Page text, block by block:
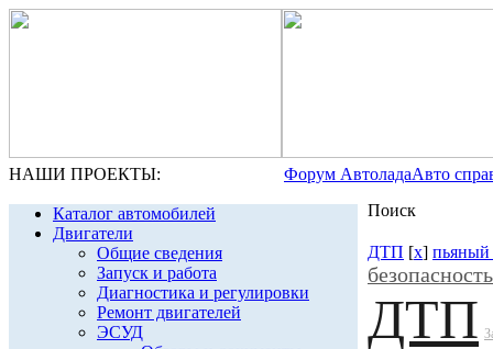
НАШИ ПРОЕКТЫ: Форум АвтоладаАвто
Каталог автомобилей
Двигатели
Общие сведения
Запуск и работа
Диагностика и регулировки
Ремонт двигателей
ЭСУД
Поиск
ДТП [x] пьяный
ДТП